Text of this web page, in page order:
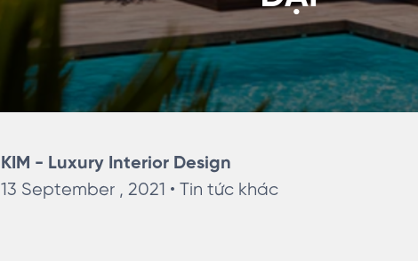
KIM - Luxury Interior Design
13 September , 2021 •Tin tức khác